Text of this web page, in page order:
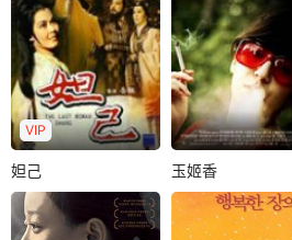
在贸易公司工作的
贤正，是个活泼开
朗的女人，无论工
作还是恋爱，都..
在孤儿英美（河智
苑 饰）的生命中，
有这幺一位“长腿叔
叔”他为她..
VIP
妲己
林黛
申荣均
妲己 玉姬香
郑英淑
申星一
申成日
玉姬香